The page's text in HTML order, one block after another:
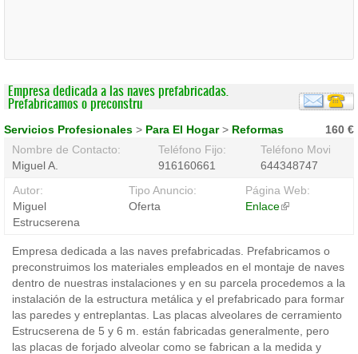
Empresa dedicada a las naves prefabricadas.
Prefabricamos o preconstru
160 €
Servicios Profesionales > Para El Hogar> Reformas
Nombre de Contacto:
Miguel A.
Teléfono Fijo:
916160661
Teléfono Movil:
644348747
Autor:
Miguel
Estrucserena
Tipo Anuncio:
Oferta
Página Web:
Enlace(link
Empresa dedicada a las naves prefabricadas. Prefabricamos o
preconstruimos los materiales empleados en el montaje de naves
dentro de nuestras instalaciones y en su parcela procedemos a la
instalación de la estructura metálica y el prefabricado para formar
las paredes y entreplantas. Las placas alveolares de cerramiento
Estrucserena de 5 y 6 m. están fabricadas generalmente, pero
las placas de forjado alveolar como se fabrican a la medida y